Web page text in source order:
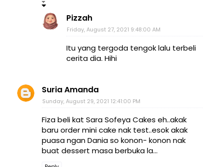
Pizzah
Friday, August 27, 2021 9:48:00 AM
Itu yang tergoda tengok lalu terbeli
cerita dia. Hihi
Suria Amanda
Sunday, August 29, 2021 12:41:00 PM
Fiza beli kat Sara Sofeya Cakes eh..akak
baru order mini cake nak test..esok akak
puasa ngan Dania so konon- konon nak
buat dessert masa berbuka la...